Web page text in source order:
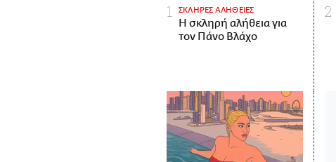
ΣΚΛΗΡΕΣ ΑΛΗΘΕΙΕΣ
H σκληρή αλήθεια για
τον Πάνο Βλάχο